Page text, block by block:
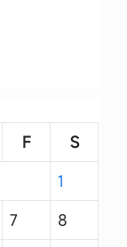
F
S
1
7
8